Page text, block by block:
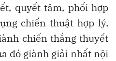
quyết tâm, phối hợp
chiến thuật hợp lý,
chiến thắng thuyết
đó giành giải nhất nội